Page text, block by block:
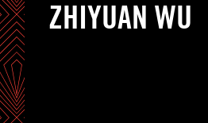
ZHIYUAN WU